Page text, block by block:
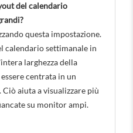
del calendario
questa impostazione.
calendario settimanale in
larghezza della
centrata in un
aiuta a visualizzare più
su monitor ampi.